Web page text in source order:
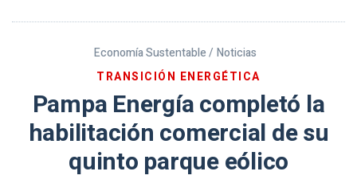
Economía Sustentable / Noticias
TRANSICIÓN ENERGÉTICA
Pampa Energía completó la
habilitación comercial de su
quinto parque eólico